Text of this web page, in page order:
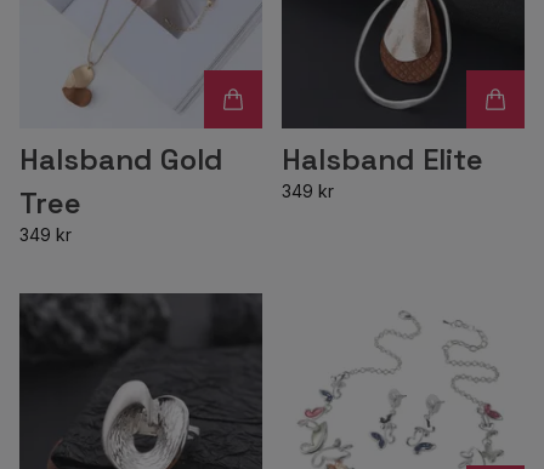
Halsband Gold
Tree
349 kr
Halsband Elite
349 kr